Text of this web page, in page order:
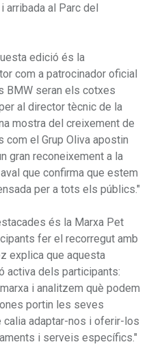
arribada al Parc del
edició és la
com a patrocinador oficial
BMW seran els cotxes
al director tècnic de la
mostra del creixement de
com el Grup Oliva apostin
gran reconeixement a la
que confirma que estem
per a tots els públics."
és la Marxa Pet
fer el recorregut amb
explica que aquesta
activa dels participants:
i analitzem què podem
portin les seves
adaptar-nos i oferir-los
i serveis específics."